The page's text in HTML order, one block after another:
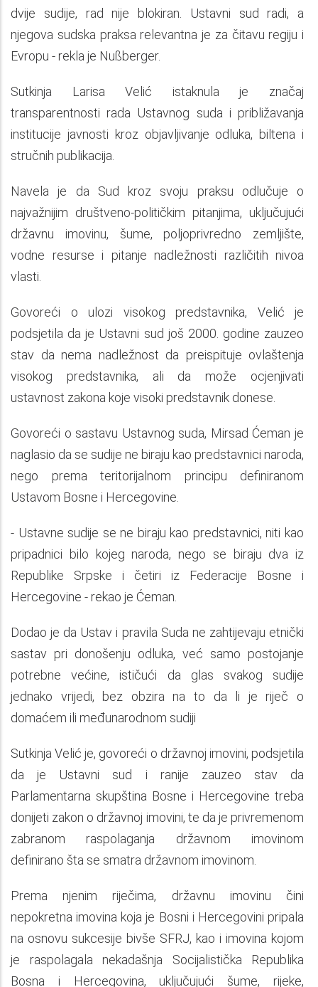
dvije sudije, rad nije blokiran. Ustavni sud radi, a
njegova sudska praksa relevantna je za čitavu regiju i
Evropu - rekla je Nußberger.
Sutkinja Larisa Velić istaknula je značaj
transparentnosti rada Ustavnog suda i približavanja
institucije javnosti kroz objavljivanje odluka, biltena i
stručnih publikacija.
Navela je da Sud kroz svoju praksu odlučuje o
najvažnijim društveno-političkim pitanjima, uključujući
državnu imovinu, šume, poljoprivredno zemljište,
vodne resurse i pitanje nadležnosti različitih nivoa
vlasti.
Govoreći o ulozi visokog predstavnika, Velić je
podsjetila da je Ustavni sud još 2000. godine zauzeo
stav da nema nadležnost da preispituje ovlaštenja
visokog predstavnika, ali da može ocjenjivati
ustavnost zakona koje visoki predstavnik donese.
Govoreći o sastavu Ustavnog suda, Mirsad Ćeman je
naglasio da se sudije ne biraju kao predstavnici naroda,
nego prema teritorijalnom principu definiranom
Ustavom Bosne i Hercegovine.
- Ustavne sudije se ne biraju kao predstavnici, niti kao
pripadnici bilo kojeg naroda, nego se biraju dva iz
Republike Srpske i četiri iz Federacije Bosne i
Hercegovine - rekao je Ćeman.
Dodao je da Ustav i pravila Suda ne zahtijevaju etnički
sastav pri donošenju odluka, već samo postojanje
potrebne većine, ističući da glas svakog sudije
jednako vrijedi, bez obzira na to da li je riječ o
domaćem ili međunarodnom sudiji
Sutkinja Velić je, govoreći o državnoj imovini, podsjetila
da je Ustavni sud i ranije zauzeo stav da
Parlamentarna skupština Bosne i Hercegovine treba
donijeti zakon o državnoj imovini, te da je privremenom
zabranom raspolaganja državnom imovinom
definirano šta se smatra državnom imovinom.
Prema njenim riječima, državnu imovinu čini
nepokretna imovina koja je Bosni i Hercegovini pripala
na osnovu sukcesije bivše SFRJ, kao i imovina kojom
je raspolagala nekadašnja Socijalistička Republika
Bosna i Hercegovina, uključujući šume, rijeke,